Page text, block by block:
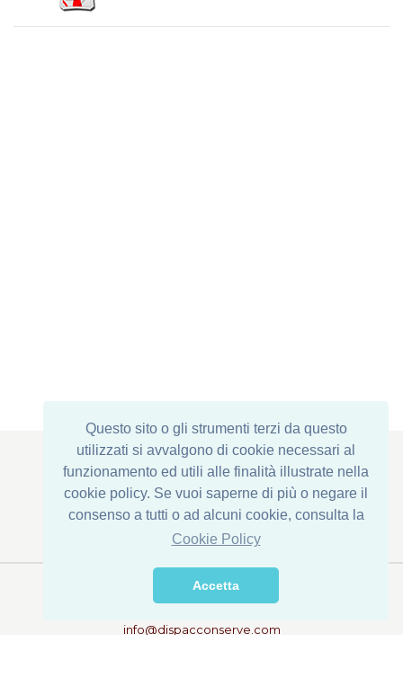
Questo sito o gli strumenti terzi da questo
utilizzati si avvalgono di cookie necessari al
funzionamento ed utili alle finalità illustrate nella
cookie policy. Se vuoi saperne di più o negare il
consenso a tutti o ad alcuni cookie, consulta la
Cookie Policy
Accetta
Sede Legale : Via Corona di Ferro, 1
Stabilimento: Via della Transumanza, 61/63
76015 Trinitapoli (BT) - ITALY
Tel. +39 0883 631790
info@dispacconserve.com